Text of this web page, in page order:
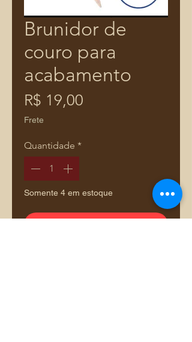
Brunidor de
couro para
acabamento
R$ 19,00
Frete
Quantidade *
Somente 4 em estoque